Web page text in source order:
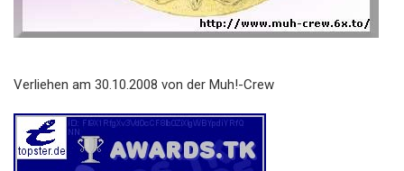
Verliehen am 30.10.2008 von der Muh!-Crew